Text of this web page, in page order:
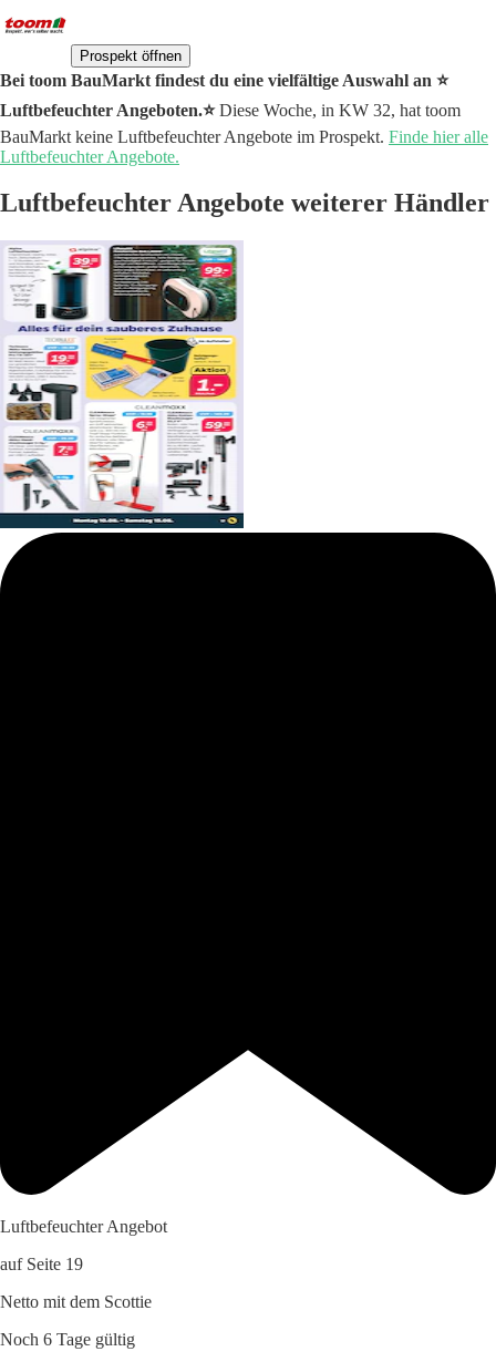
Prospekt öffnen
Bei toom BauMarkt findest du eine vielfältige Auswahl an ⭐️
Luftbefeuchter Angeboten.⭐️Diese Woche, in KW 32, hat toom
BauMarkt keine Luftbefeuchter Angebote im Prospekt. Finde hier alle
Luftbefeuchter Angebote.
Luftbefeuchter Angebote weiterer Händler
Luftbefeuchter Angebot
auf Seite 19
Netto mit dem Scottie
Noch 6 Tage gültig